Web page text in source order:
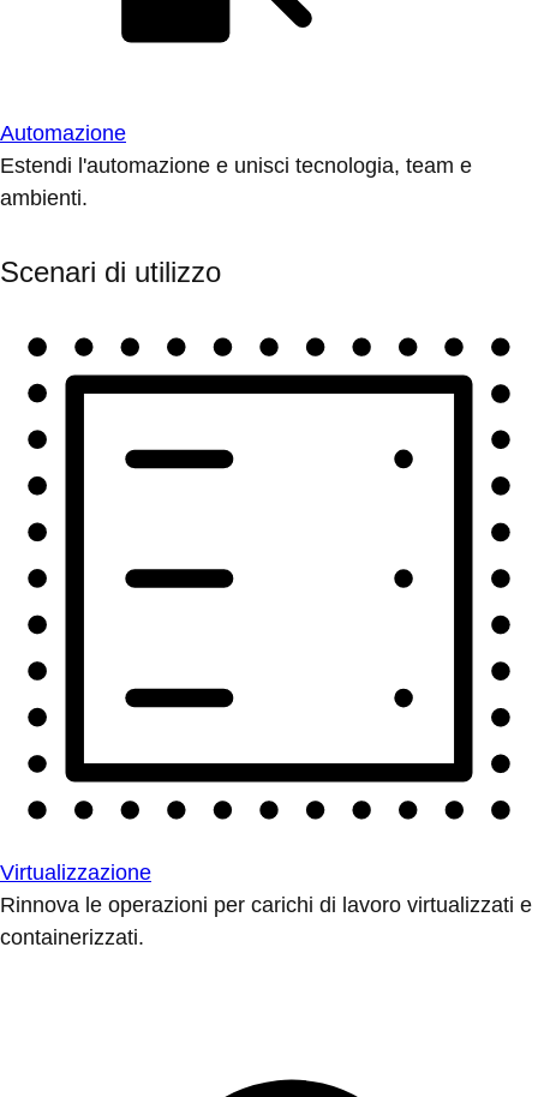
Automazione
Estendi l'automazione e unisci tecnologia, team e
ambienti.
Scenari di utilizzo
Virtualizzazione
Rinnova le operazioni per carichi di lavoro virtualizzati e
containerizzati.